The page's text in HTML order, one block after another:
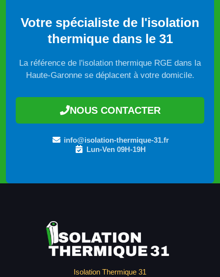
Votre spécialiste de l'isolation
thermique dans le 31
La référence de l'isolation thermique RGE dans la
Haute-Garonne se déplacent à votre domicile.
NOUS CONTACTER
info@isolation-thermique-31.fr
Lun-Ven 09H-19H
Isolation Thermique 31